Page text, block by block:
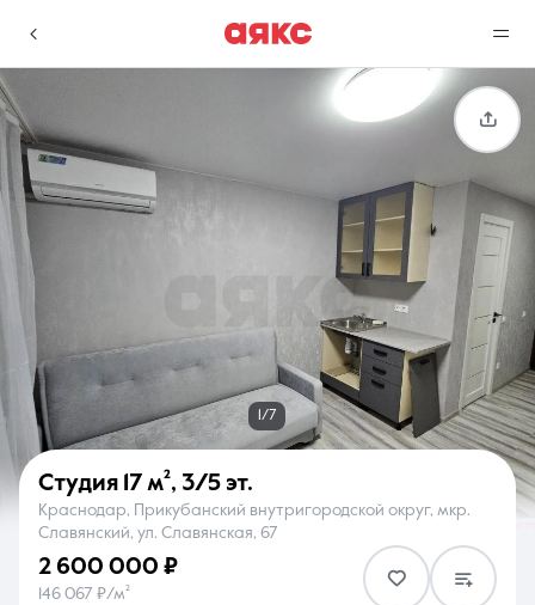
г. Краснодар
Сравнение
0 объявлений
Услуги
О компании Контакты
1/7
Студия 17 м², 3/5 эт.
Краснодар, Прикубанский внутригородской округ, мкр.
Славянский, ул. Славянская, 67
2 600 000 ₽
146 067 ₽/м²